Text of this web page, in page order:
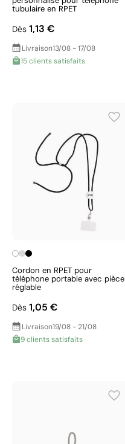
tubulaire en RPET
Dès 1,13 €
Livraison13/08 - 17/08
15 clients satisfaits
Cordon en RPET pour
téléphone portable avec pièce
réglable
Dès 1,05 €
Livraison19/08 - 21/08
9 clients satisfaits